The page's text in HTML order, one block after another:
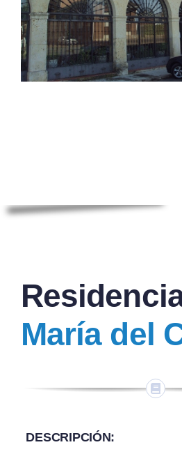
María del
DESCRIPCIÓN: